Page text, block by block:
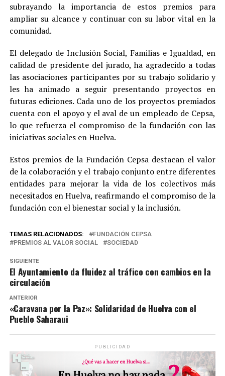
subrayando la importancia de estos premios para
ampliar su alcance y continuar con su labor vital en la
comunidad.
El delegado de Inclusión Social, Familias e Igualdad, en
calidad de presidente del jurado, ha agradecido a todas
las asociaciones participantes por su trabajo solidario y
les ha animado a seguir presentando proyectos en
futuras ediciones. Cada uno de los proyectos premiados
cuenta con el apoyo y el aval de un empleado de Cepsa,
lo que refuerza el compromiso de la fundación con las
iniciativas sociales en Huelva.
Estos premios de la Fundación Cepsa destacan el valor
de la colaboración y el trabajo conjunto entre diferentes
entidades para mejorar la vida de los colectivos más
necesitados en Huelva, reafirmando el compromiso de la
fundación con el bienestar social y la inclusión.
TEMAS RELACIONADOS:
FUNDACIÓN CEPSA
PREMIOS AL VALOR SOCIAL
SOCIEDAD
SIGUIENTE
El Ayuntamiento da fluidez al tráfico con cambios en la
circulación
ANTERIOR
«Caravana por la Paz»: Solidaridad de Huelva con el
Pueblo Saharaui
PUBLICIDAD